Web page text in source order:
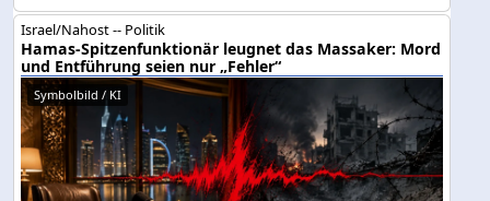
Israel/Nahost -- Politik
Hamas-Spitzenfunktionär leugnet das Massaker: Mord
und Entführung seien nur „Fehler“
Symbolbild / KI